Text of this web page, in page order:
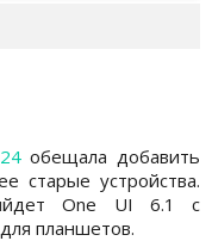
обещала добавить
старые устройства.
One UI 6.1 с
планшетов.